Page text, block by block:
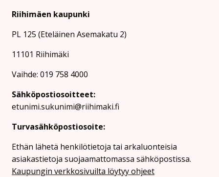
Riihimäen kaupunki
PL 125 (Eteläinen Asemakatu 2)
11101 Riihimäki
Vaihde: 019 758 4000
Sähköpostiosoitteet:
etunimi.sukunimi@riihimaki.fi
Turvasähköpostiosoite:
Ethän lähetä henkilötietoja tai arkaluonteisia
asiakastietoja suojaamattomassa sähköpostissa.
Kaupungin verkkosivuilta löytyy ohjeet